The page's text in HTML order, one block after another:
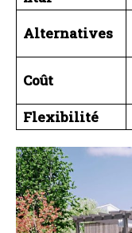
Alternatives
Coût
Flexibilité